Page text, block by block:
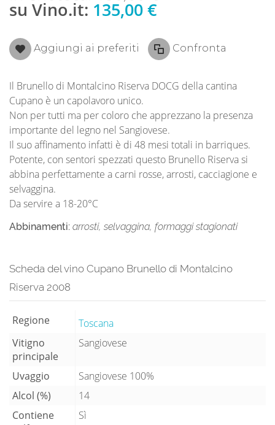
su Vino.it: 135,00 €
Aggiungi ai preferiti Confronta
Il Brunello di Montalcino Riserva DOCG della cantina
Cupano è un capolavoro unico.
Non per tutti ma per coloro che apprezzano la presenza
importante del legno nel Sangiovese.
Il suo affinamento infatti è di 48 mesi totali in barriques.
Potente, con sentori spezzati questo Brunello Riserva si
abbina perfettamente a carni rosse, arrosti, cacciagione e
selvaggina.
Da servire a 18-20°C
Abbinamenti: arrosti, selvaggina, formaggi stagionati
Scheda del vino Cupano Brunello di Montalcino
Riserva 2008
Regione
Toscana
Vitigno
principale
Sangiovese
Uvaggio
Sangiovese 100%
Alcol (%)
14
Contiene
Sì